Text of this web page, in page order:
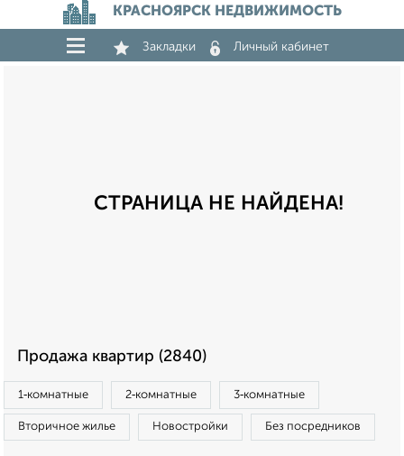
КРАСНОЯРСК НЕДВИЖИМОСТЬ
Закладки Личный кабинет
СТРАНИЦА НЕ НАЙДЕНА!
Продажа квартир (2840)
1‑комнатные 2‑комнатные 3‑комнатные
Вторичное жилье Новостройки Без посредников